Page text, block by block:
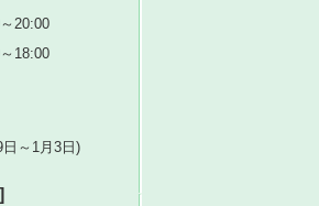
20:00
18:00
～1月3日)